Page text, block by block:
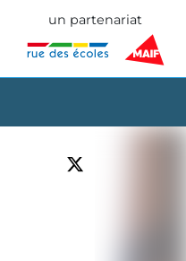
un partenariat